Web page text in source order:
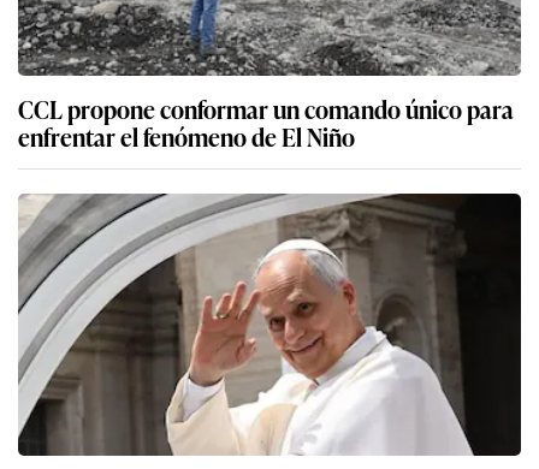
CCL propone conformar un comando único para
enfrentar el fenómeno de El Niño